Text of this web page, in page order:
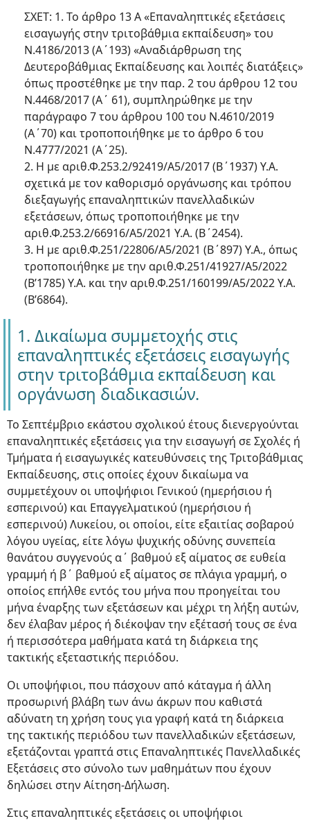
ΣΧΕΤ: 1. Το άρθρο 13 Α «Επαναληπτικές εξετάσεις
εισαγωγής στην τριτοβάθμια εκπαίδευση» του
Ν.4186/2013 (Α΄193) «Αναδιάρθρωση της
Δευτεροβάθμιας Εκπαίδευσης και λοιπές διατάξεις»
όπως προστέθηκε με την παρ. 2 του άρθρου 12 του
Ν.4468/2017 (Α΄ 61), συμπληρώθηκε με την
παράγραφο 7 του άρθρου 100 του Ν.4610/2019
(Α΄70) και τροποποιήθηκε με το άρθρο 6 του
Ν.4777/2021 (Α΄25).
2. Η με αριθ.Φ.253.2/92419/Α5/2017 (Β΄1937) Υ.Α.
σχετικά με τον καθορισμό οργάνωσης και τρόπου
διεξαγωγής επαναληπτικών πανελλαδικών
εξετάσεων, όπως τροποποιήθηκε με την
αριθ.Φ.253.2/66916/Α5/2021 Υ.Α. (Β΄2454).
3. Η με αριθ.Φ.251/22806/Α5/2021 (Β΄897) Υ.Α., όπως
τροποποιήθηκε με την αριθ.Φ.251/41927/Α5/2022
(Β’1785) Υ.Α. και την αριθ.Φ.251/160199/Α5/2022 Υ.Α.
(Β’6864).
1. Δικαίωμα συμμετοχής στις
επαναληπτικές εξετάσεις εισαγωγής
στην τριτοβάθμια εκπαίδευση και
οργάνωση διαδικασιών.
Το Σεπτέμβριο εκάστου σχολικού έτους διενεργούνται
επαναληπτικές εξετάσεις για την εισαγωγή σε Σχολές ή
Τμήματα ή εισαγωγικές κατευθύνσεις της Τριτοβάθμιας
Εκπαίδευσης, στις οποίες έχουν δικαίωμα να
συμμετέχουν οι υποψήφιοι Γενικού (ημερήσιου ή
εσπερινού) και Επαγγελματικού (ημερήσιου ή
εσπερινού) Λυκείου, οι οποίοι, είτε εξαιτίας σοβαρού
λόγου υγείας, είτε λόγω ψυχικής οδύνης συνεπεία
θανάτου συγγενούς α΄ βαθμού εξ αίματος σε ευθεία
γραμμή ή β΄ βαθμού εξ αίματος σε πλάγια γραμμή, ο
οποίος επήλθε εντός του μήνα που προηγείται του
μήνα έναρξης των εξετάσεων και μέχρι τη λήξη αυτών,
δεν έλαβαν μέρος ή διέκοψαν την εξέτασή τους σε ένα
ή περισσότερα μαθήματα κατά τη διάρκεια της
τακτικής εξεταστικής περιόδου.
Οι υποψήφιοι, που πάσχουν από κάταγμα ή άλλη
προσωρινή βλάβη των άνω άκρων που καθιστά
αδύνατη τη χρήση τους για γραφή κατά τη διάρκεια
της τακτικής περιόδου των πανελλαδικών εξετάσεων,
εξετάζονται γραπτά στις Επαναληπτικές Πανελλαδικές
Εξετάσεις στο σύνολο των μαθημάτων που έχουν
δηλώσει στην Αίτηση-Δήλωση.
Στις επαναληπτικές εξετάσεις οι υποψήφιοι